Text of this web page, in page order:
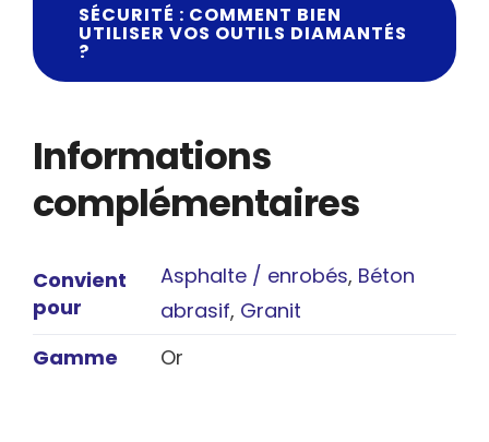
SÉCURITÉ : COMMENT BIEN
UTILISER VOS OUTILS DIAMANTÉS
?
Informations
complémentaires
Convient
pour
Asphalte / enrobés, Béton
abrasif, Granit
Gamme
Or